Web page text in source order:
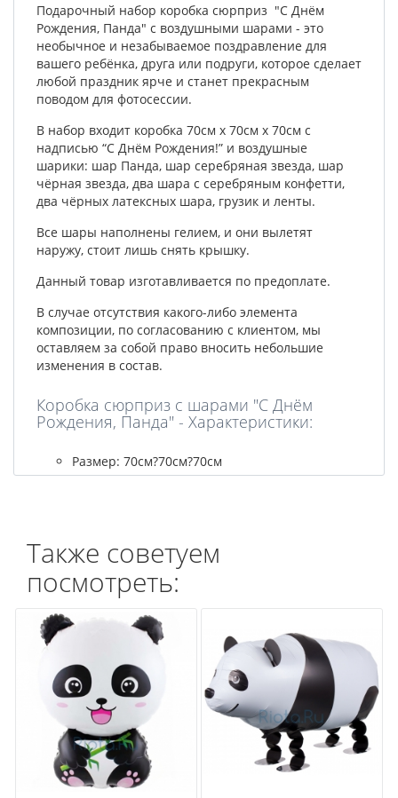
Подарочный набор коробка сюрприз "С Днём
Рождения, Панда" с воздушными шарами - это
необычное и незабываемое поздравление для
вашего ребёнка, друга или подруги, которое сделает
любой праздник ярче и станет прекрасным
поводом для фотосессии.
В набор входит коробка 70см х 70см х 70см с
надписью “С Днём Рождения!” и воздушные
шарики: шар Панда, шар серебряная звезда, шар
чёрная звезда, два шара с серебряным конфетти,
два чёрных латексных шара, грузик и ленты.
Все шары наполнены гелием, и они вылетят
наружу, стоит лишь снять крышку.
Данный товар изготавливается по предоплате.
В случае отсутствия какого-либо элемента
композиции, по согласованию с клиентом, мы
оставляем за собой право вносить небольшие
изменения в состав.
Коробка сюрприз с шарами "С Днём
Рождения, Панда" - Характеристики:
Размер: 70см?70см?70см
Также советуем
посмотреть: